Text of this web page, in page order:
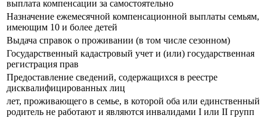
выплата компенсации за самостоятельно
Назначение ежемесячной компенсационной выплаты семьям,
имеющим 10 и более детей
Выдача справок о проживании (в том числе сезонном)
Государственный кадастровый учет и (или) государственная
регистрация прав
Предоставление сведений, содержащихся в реестре
дисквалифицированных лиц
лет, проживающего в семье, в которой оба или единственный
родитель не работают и являются инвалидами I или II групп